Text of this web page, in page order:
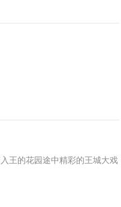
王的花园途中精彩的王城大戏